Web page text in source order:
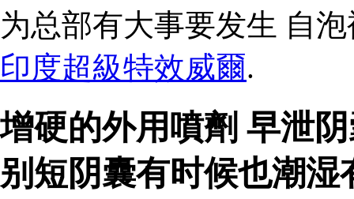
为总部有大事要发生 自
印度超級特效威爾.
增硬的外用噴劑 早泄
别短阴囊有时候也潮